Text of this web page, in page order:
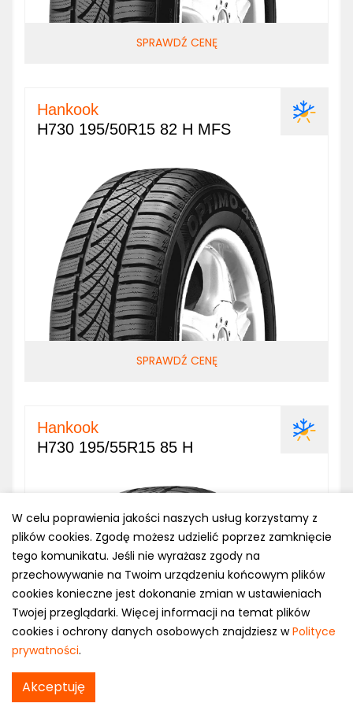
SPRAWDŹ CENĘ
Hankook
H730 195/50R15 82 H MFS
SPRAWDŹ CENĘ
Hankook
H730 195/55R15 85 H
W celu poprawienia jakości naszych usług korzystamy z
plików cookies. Zgodę możesz udzielić poprzez zamknięcie
tego komunikatu. Jeśli nie wyrażasz zgody na
przechowywanie na Twoim urządzeniu końcowym plików
cookies konieczne jest dokonanie zmian w ustawieniach
Twojej przeglądarki. Więcej informacji na temat plików
cookies i ochrony danych osobowych znajdziesz wPolityce
prywatności.
Akceptuję